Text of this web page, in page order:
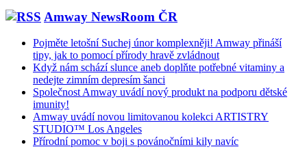
Amway NewsRoom ČR
Pojměte letošní Suchej únor komplexněji! Amway přináší
tipy, jak to pomocí přírody hravě zvládnout
Když nám schází slunce aneb doplňte potřebné vitaminy a
nedejte zimním depresím šanci
Společnost Amway uvádí nový produkt na podporu dětské
imunity!
Amway uvádí novou limitovanou kolekci ARTISTRY
STUDIO™ Los Angeles
Přírodní pomoc v boji s povánočními kily navíc